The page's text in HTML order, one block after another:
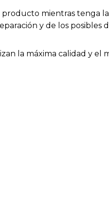
mientras tenga
y de los
la máxima calidad y